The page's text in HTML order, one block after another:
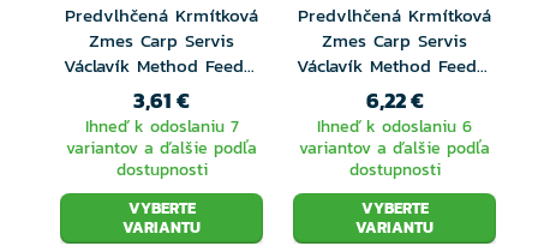
Predvlhčená Krmítková
Zmes Carp Servis
Václavík Method Feeder
600gr
3,61 €
Ihneď k odoslaniu 7
variantov a ďalšie podľa
dostupnosti
VYBERTE
VARIANTU
Predvlhčená Krmítková
Zmes Carp Servis
Václavík Method Feeder
1,35kg
6,22 €
Ihneď k odoslaniu 6
variantov a ďalšie podľa
dostupnosti
VYBERTE
VARIANTU